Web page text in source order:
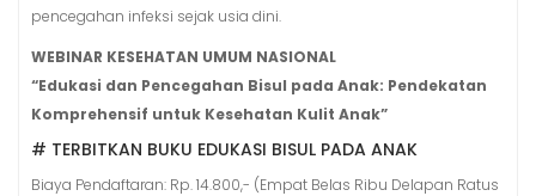
pencegahan infeksi sejak usia dini.
WEBINAR KESEHATAN UMUM NASIONAL
“Edukasi dan Pencegahan Bisul pada Anak: Pendekatan
Komprehensif untuk Kesehatan Kulit Anak”
# TERBITKAN BUKU EDUKASI BISUL PADA ANAK
Biaya Pendaftaran: Rp. 14.800,- (Empat Belas Ribu Delapan Ratus